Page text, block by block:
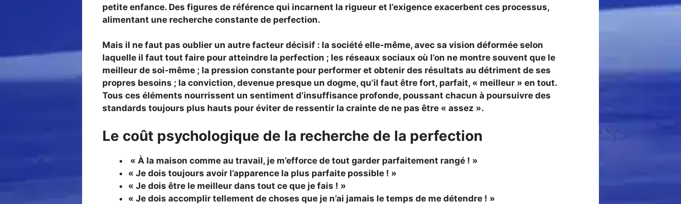
petite enfance. Des figures de référence qui incarnent la rigueur et l’exigence exacerbent ces processus,
alimentant une recherche constante de perfection.
Mais il ne faut pas oublier un autre facteur décisif : la société elle-même, avec sa vision déformée selon
laquelle il faut tout faire pour atteindre la perfection ; les réseaux sociaux où l’on ne montre souvent que le
meilleur de soi-même ; la pression constante pour performer et obtenir des résultats au détriment de ses
propres besoins ; la conviction, devenue presque un dogme, qu’il faut être fort, parfait, « meilleur » en tout.
Tous ces éléments nourrissent un sentiment d’insuffisance profonde, poussant chacun à poursuivre des
standards toujours plus hauts pour éviter de ressentir la crainte de ne pas être « assez ».
Le coût psychologique de la recherche de la perfection
« À la maison comme au travail, je m’efforce de tout garder parfaitement rangé ! »
« Je dois toujours avoir l’apparence la plus parfaite possible ! »
« Je dois être le meilleur dans tout ce que je fais ! »
« Je dois accomplir tellement de choses que je n’ai jamais le temps de me détendre ! »